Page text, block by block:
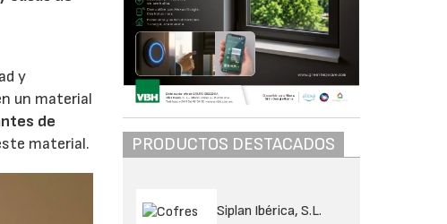
y
un material
de
material. PRODUCTOS DESTACADOS
Siplan Ibérica, S.L.